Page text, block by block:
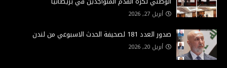
أبريل 27, 2026
صدور العدد 181 لصحيفة الحدث الاسبوعي من لندن
أبريل 20, 2026